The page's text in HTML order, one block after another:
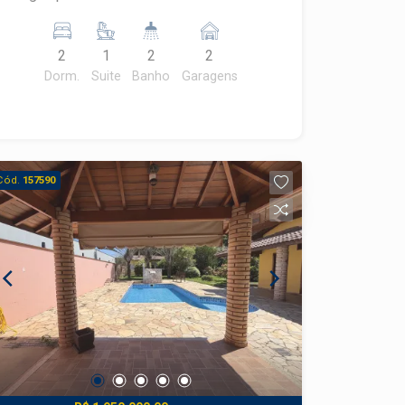
2
Dorm.
1
Suite
2
Banho
2
Garagens
157590